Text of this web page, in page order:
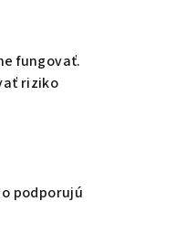
fungovať.
riziko
podporujú